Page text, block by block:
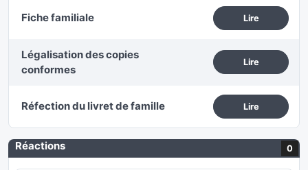
Fiche familiale Lire
Légalisation des copies
conformes
Lire
Réfection du livret de famille Lire
Réactions 0